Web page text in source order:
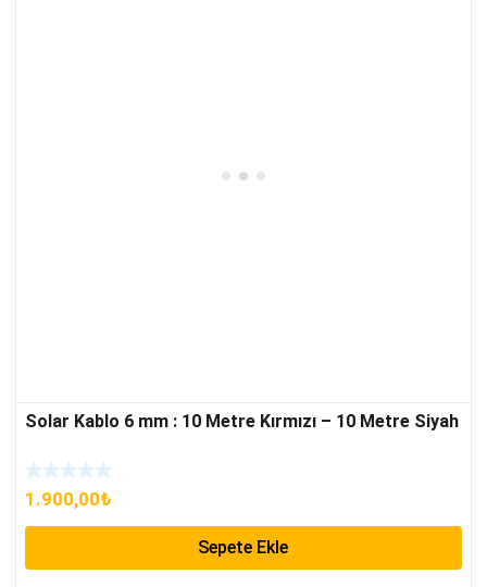
Solar Kablo 6 mm : 10 Metre Kırmızı – 10 Metre Siyah
1.900,00₺
Sepete Ekle